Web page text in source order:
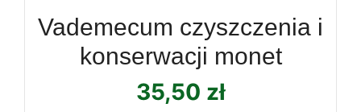
Vademecum czyszczenia i
konserwacji monet
35,50 zł